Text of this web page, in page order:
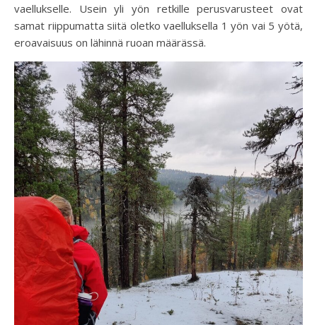
vaellukselle. Usein yli yön retkille perusvarusteet ovat
samat riippumatta siitä oletko vaelluksella 1 yön vai 5 yötä,
eroavaisuus on lähinnä ruoan määrässä.